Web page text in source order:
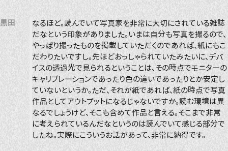
黒田
なるほど。読んでいて写真家を非常に大切にされている雑誌
だなという印象がありました。いまは自分も写真を撮るので、
やっぱり撮ったものを掲載していただくのであれば、紙にもこ
だわりたいですし。先ほどおっしゃられていたみたいに、デバ
イスの透過光で見られるということは、その時点でモニターの
キャリブレーションであったり色の違いであったりとか安定し
ていないというか。ただ、それが紙であれば、紙の時点で写真
作品としてアウトプットになるじゃないですか。読む環境は異
なるでしょうけど、そこも含めて作品と言える。そこまで非常
に考えられているんだなというのは読んでいて感じる部分で
したね。実際にこういうお話があって、非常に納得です。